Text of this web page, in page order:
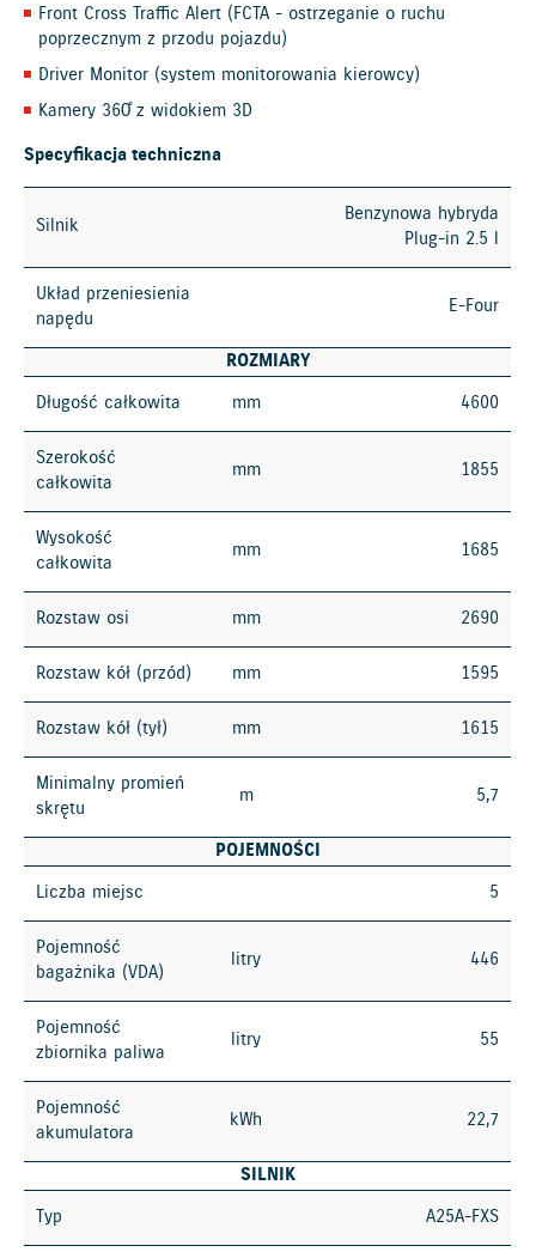
Front Cross Traffic Alert (FCTA - ostrzeganie o ruchu
poprzecznym z przodu pojazdu)
Driver Monitor (system monitorowania kierowcy)
Kamery 360̊ z widokiem 3D
Specyfikacja techniczna
Silnik
Benzynowa hybryda
Plug-in 2.5 l
Układ przeniesienia
napędu
E-Four
ROZMIARY
Długość całkowita
mm 4600
Szerokość
całkowita
mm 1855
Wysokość
całkowita
mm 1685
Rozstaw osi mm 2690
Rozstaw kół (przód) mm 1595
Rozstaw kół (tył) mm 1615
Minimalny promień
skrętu
m 5,7
POJEMNOŚCI
Liczba miejsc
5
Pojemność
bagażnika (VDA)
litry 446
Pojemność
zbiornika paliwa
litry 55
Pojemność
akumulatora
kWh 22,7
SILNIK
Typ
A25A-FXS